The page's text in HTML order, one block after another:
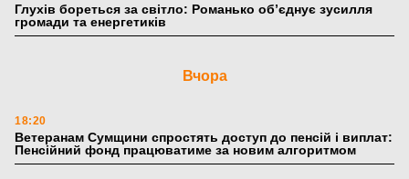
Глухів бореться за світло: Романько об’єднує зусилля
громади та енергетиків
Вчора
18:20
Ветеранам Сумщини спростять доступ до пенсій і виплат:
Пенсійний фонд працюватиме за новим алгоритмом